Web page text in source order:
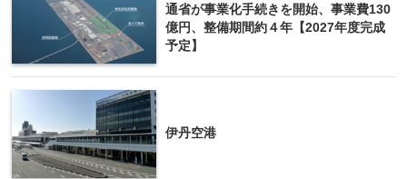
通省が事業化手続きを開始、事業費130
億円、整備期間約４年【2027年度完成
予定】
伊丹空港